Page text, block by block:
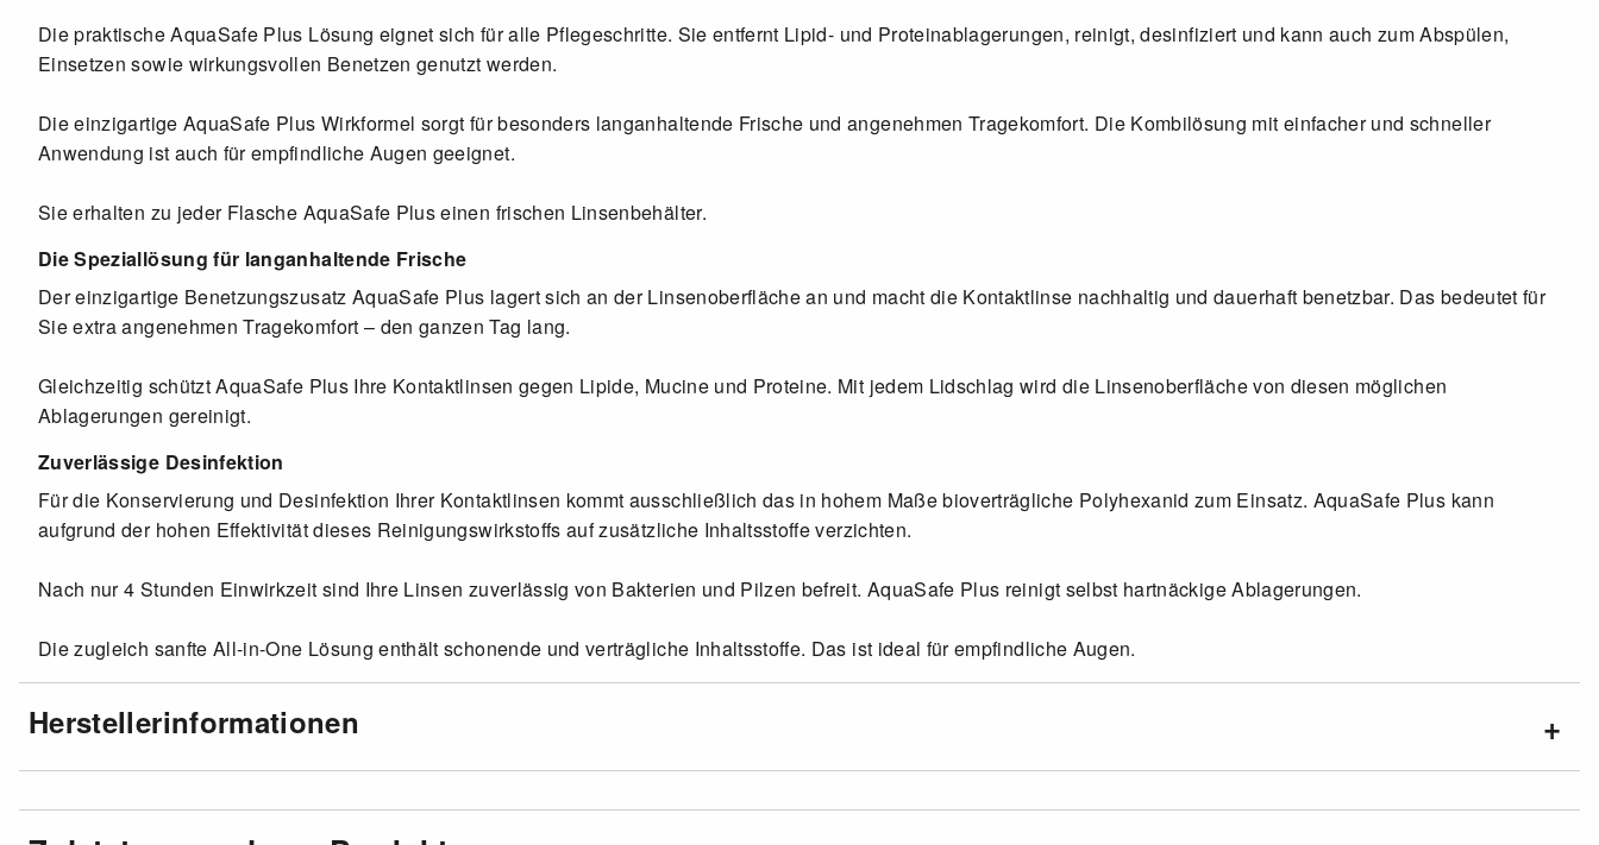
Die praktische AquaSafe Plus Lösung eignet sich für alle Pflegeschritte. Sie entfernt Lipid- und Proteinablagerungen, reinigt, desinfiziert und kann auch zum Abspülen,
Einsetzen sowie wirkungsvollen Benetzen genutzt werden.
Die einzigartige AquaSafe Plus Wirkformel sorgt für besonders langanhaltende Frische und angenehmen Tragekomfort. Die Kombilösung mit einfacher und schneller
Anwendung ist auch für empfindliche Augen geeignet.
Sie erhalten zu jeder Flasche AquaSafe Plus einen frischen Linsenbehälter.
Die Speziallösung für langanhaltende Frische
Der einzigartige Benetzungszusatz AquaSafe Plus lagert sich an der Linsenoberfläche an und macht die Kontaktlinse nachhaltig und dauerhaft benetzbar. Das bedeutet für
Sie extra angenehmen Tragekomfort – den ganzen Tag lang.
Gleichzeitig schützt AquaSafe Plus Ihre Kontaktlinsen gegen Lipide, Mucine und Proteine. Mit jedem Lidschlag wird die Linsenoberfläche von diesen möglichen
Ablagerungen gereinigt.
Zuverlässige Desinfektion
Für die Konservierung und Desinfektion Ihrer Kontaktlinsen kommt ausschließlich das in hohem Maße bioverträgliche Polyhexanid zum Einsatz. AquaSafe Plus kann
aufgrund der hohen Effektivität dieses Reinigungswirkstoffs auf zusätzliche Inhaltsstoffe verzichten.
Nach nur 4 Stunden Einwirkzeit sind Ihre Linsen zuverlässig von Bakterien und Pilzen befreit. AquaSafe Plus reinigt selbst hartnäckige Ablagerungen.
Die zugleich sanfte All-in-One Lösung enthält schonende und verträgliche Inhaltsstoffe. Das ist ideal für empfindliche Augen.
Herstellerinformationen